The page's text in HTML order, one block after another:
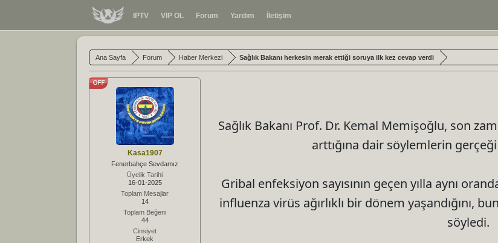
IPTV VIP OL Forum Yardım İletişim
Ana Sayfa Forum Haber Merkezi Sağlık Bakanı herkesin merak ettiği soruya ilk kez cevap verdi
Kasa1907
Fenerbahçe Sevdamız
Üyelik Tarihi
16-01-2025
Toplam Mesajlar
14
Toplam Beğeni
44
Cinsiyet
Erkek
Sağlık Bakanı Prof. Dr. Kemal Memişoğlu, son
arttığına dair söylemlerin gerçeği
Gribal enfeksiyon sayısının geçen yılla aynı
influenza virüs ağırlıklı bir dönem yaşandığını,
söyledi.